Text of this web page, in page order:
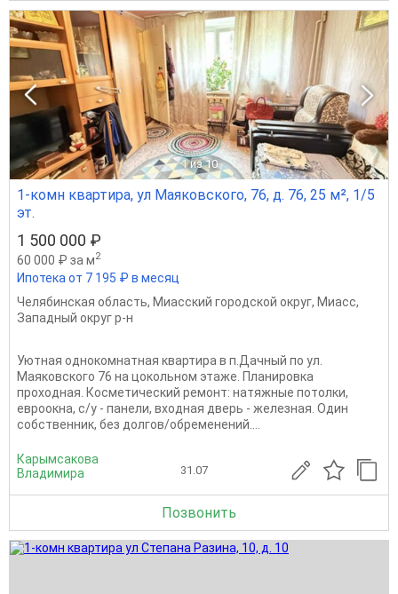
1 из 10
1-комн квартира, ул Маяковского, 76, д. 76, 25 м², 1/5
эт.
1 500 000 ₽
60 000 ₽ за м2
Ипотека от 7 195 ₽ в месяц
Челябинская область, Миасский городской округ, Миасс,
Западный округ р-н
Уютная однокомнатная квартира в п.Дачный по ул.
Маяковского 76 на цокольном этаже. Планировка
проходная. Косметический ремонт: натяжные потолки,
евроокна, с/у - панели, входная дверь - железная. Один
собственник, без долгов/обременений....
Карымсакова
Владимира
31.07
Позвонить